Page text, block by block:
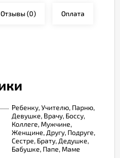
Отзывы(0) Оплата
Ребенку, Учителю, Парню,
Девушке, Врачу, Боссу,
Коллеге, Мужчине,
Женщине, Другу, Подруге,
Сестре, Брату, Дедушке,
Бабушке, Папе, Маме